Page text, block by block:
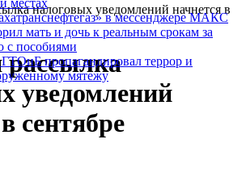
местах
в мессенджере МАКС
мать и дочь к реальным срокам за
с пособиями
пропагандировал террор и
мятежу
налоговых уведомлений начнется в
рассылка
уведомлений
сентябре